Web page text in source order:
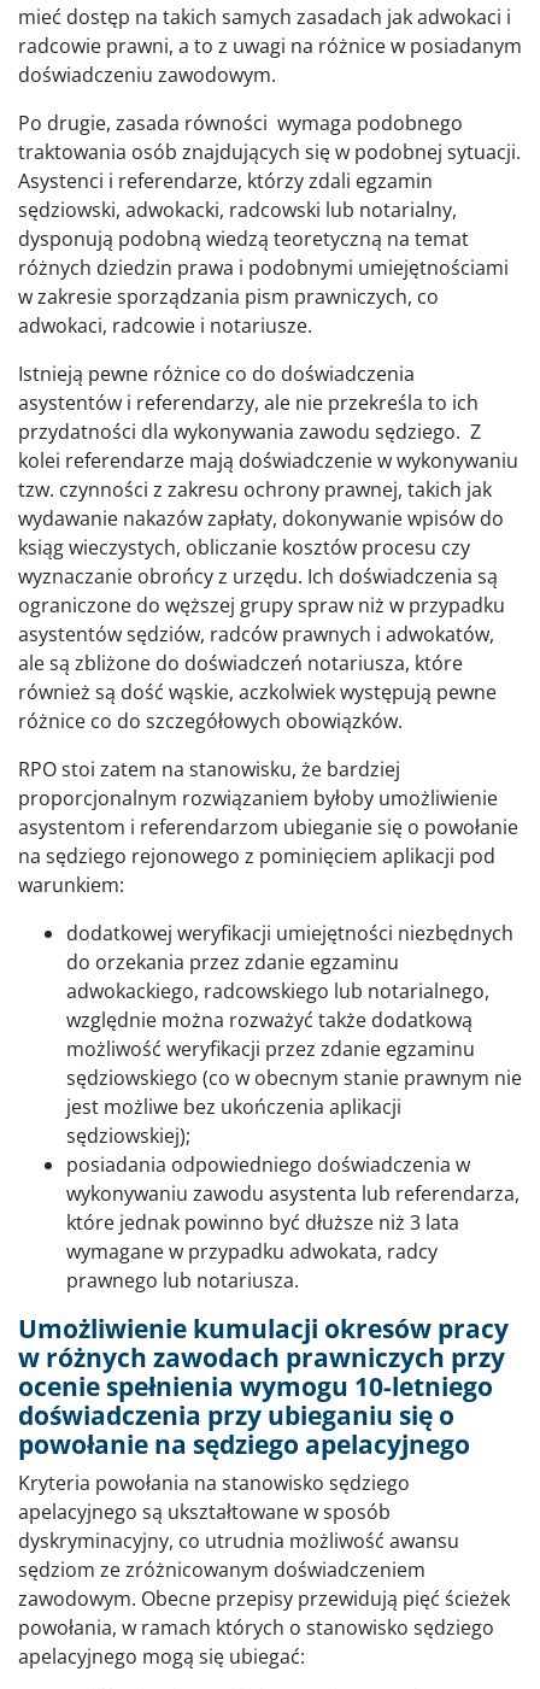
mieć dostęp na takich samych zasadach jak adwokaci i
radcowie prawni, a to z uwagi na różnice w posiadanym
doświadczeniu zawodowym.
Po drugie, zasada równości wymaga podobnego
traktowania osób znajdujących się w podobnej sytuacji.
Asystenci i referendarze, którzy zdali egzamin
sędziowski, adwokacki, radcowski lub notarialny,
dysponują podobną wiedzą teoretyczną na temat
różnych dziedzin prawa i podobnymi umiejętnościami
w zakresie sporządzania pism prawniczych, co
adwokaci, radcowie i notariusze.
Istnieją pewne różnice co do doświadczenia
asystentów i referendarzy, ale nie przekreśla to ich
przydatności dla wykonywania zawodu sędziego. Z
kolei referendarze mają doświadczenie w wykonywaniu
tzw. czynności z zakresu ochrony prawnej, takich jak
wydawanie nakazów zapłaty, dokonywanie wpisów do
ksiąg wieczystych, obliczanie kosztów procesu czy
wyznaczanie obrońcy z urzędu. Ich doświadczenia są
ograniczone do węższej grupy spraw niż w przypadku
asystentów sędziów, radców prawnych i adwokatów,
ale są zbliżone do doświadczeń notariusza, które
również są dość wąskie, aczkolwiek występują pewne
różnice co do szczegółowych obowiązków.
RPO stoi zatem na stanowisku, że bardziej
proporcjonalnym rozwiązaniem byłoby umożliwienie
asystentom i referendarzom ubieganie się o powołanie
na sędziego rejonowego z pominięciem aplikacji pod
warunkiem:
dodatkowej weryfikacji umiejętności niezbędnych
do orzekania przez zdanie egzaminu
adwokackiego, radcowskiego lub notarialnego,
względnie można rozważyć także dodatkową
możliwość weryfikacji przez zdanie egzaminu
sędziowskiego (co w obecnym stanie prawnym nie
jest możliwe bez ukończenia aplikacji
sędziowskiej);
posiadania odpowiedniego doświadczenia w
wykonywaniu zawodu asystenta lub referendarza,
które jednak powinno być dłuższe niż 3 lata
wymagane w przypadku adwokata, radcy
prawnego lub notariusza.
Umożliwienie kumulacji okresów pracy
w różnych zawodach prawniczych przy
ocenie spełnienia wymogu 10-letniego
doświadczenia przy ubieganiu się o
powołanie na sędziego apelacyjnego
Kryteria powołania na stanowisko sędziego
apelacyjnego są ukształtowane w sposób
dyskryminacyjny, co utrudnia możliwość awansu
sędziom ze zróżnicowanym doświadczeniem
zawodowym. Obecne przepisy przewidują pięć ścieżek
powołania, w ramach których o stanowisko sędziego
apelacyjnego mogą się ubiegać: